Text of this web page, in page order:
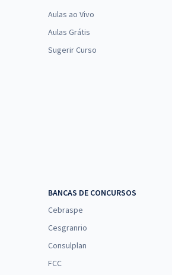
Aulas ao Vivo
Aulas Grátis
Sugerir Curso
BANCAS DE CONCURSOS
Cebraspe
Cesgranrio
Consulplan
FCC